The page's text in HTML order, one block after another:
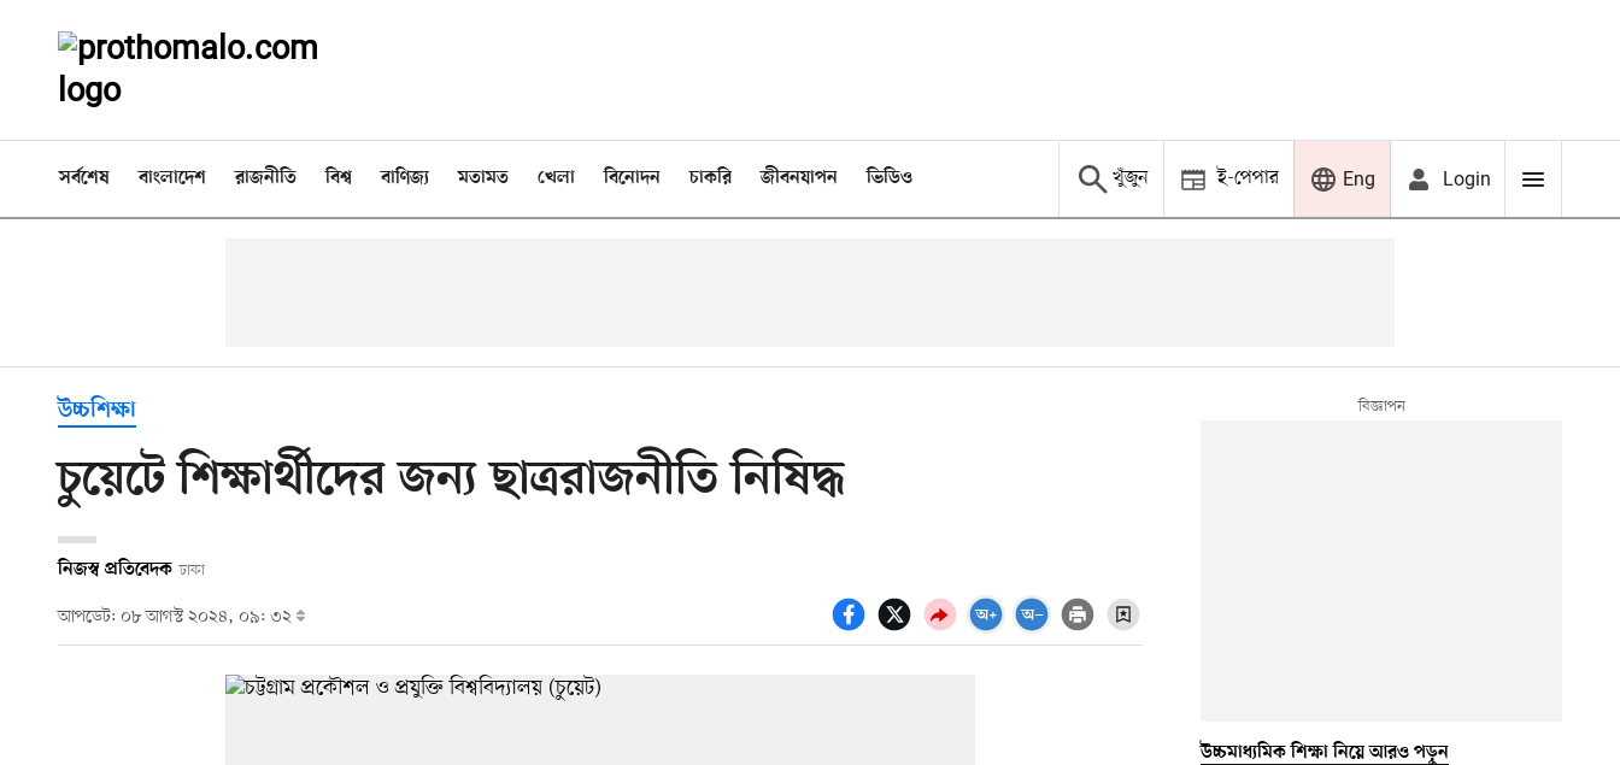
সর্বশেষ বাংলাদেশ রাজনীতি বিশ্ব বাণিজ্য মতামত খেলা বিনোদন চাকরি জীবনযাপন ভিডিও খুঁজুন ই-পেপার Eng Login
উচ্চশিক্ষা
চুয়েটে শিক্ষার্থীদের জন্য ছাত্ররাজনীতি নিষিদ্ধ
নিজস্ব প্রতিবেদক ঢাকা
আপডেট: ০৮ আগস্ট ২০২৪, ০৯: ৩২
উচ্চমাধ্যমিক শিক্ষা নিয়ে আরও পড়ুন